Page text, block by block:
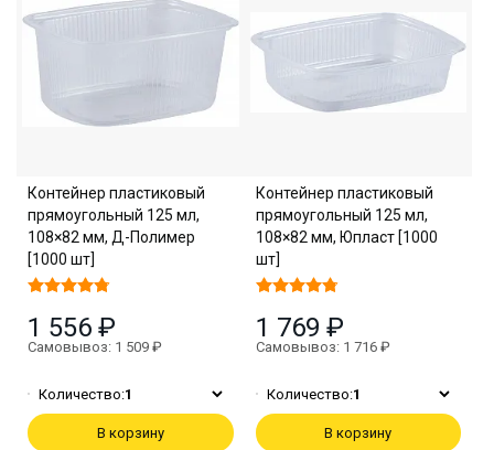
Контейнер пластиковый
прямоугольный 125 мл,
108×82 мм, Д-Полимер
[1000 шт]
1 556 ₽
Самовывоз: 1 509 ₽
Количество:1
В корзину
Контейнер пластиковый
прямоугольный 125 мл,
108×82 мм, Юпласт [1000
шт]
1 769 ₽
Самовывоз: 1 716 ₽
Количество:1
В корзину